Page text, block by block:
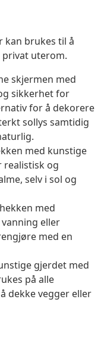
kan brukes til å
privat uterom.
skjermen med
sikkerhet for
for å dekorere
sollys samtidig
med kunstige
realistisk og
selv i sol og
med
eller
med en
gjerdet med
på alle
dekke vegger eller